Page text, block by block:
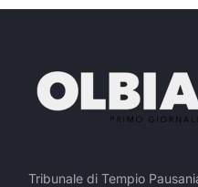
Tribunale di Tempio